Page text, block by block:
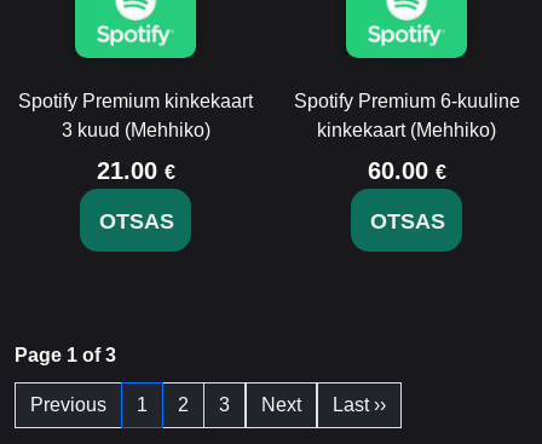
Spotify Premium kinkekaart
3 kuud (Mehhiko)
21.00 €
OTSAS
Spotify Premium 6-kuuline
kinkekaart (Mehhiko)
60.00 €
OTSAS
Page 1 of 3
Previous 1 2 3 Next Last ››